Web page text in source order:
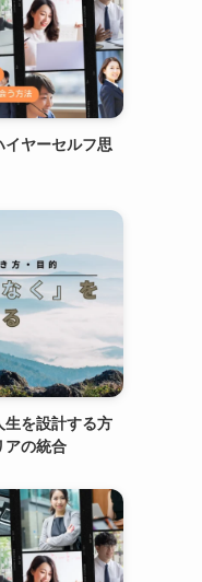
ヤーセルフ思
生を設計する方
アの統合